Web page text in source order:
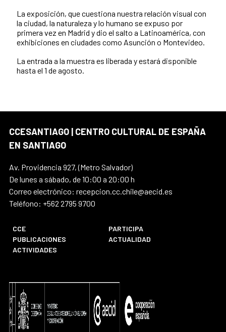
La exposición, que cuestiona nuestra relación visual con
la ciudad, la naturaleza y lo humano se expuso por
primera vez en Madrid y dio el salto a Latinoamérica, con
exhibiciones en ciudades como Asunción o Montevideo.
La entrada a la muestra es liberada y estará disponible
hasta el 1 de agosto.
CCESANTIAGO | CENTRO CULTURAL DE ESPAÑA
EN SANTIAGO
Av. Providencia 927, (Metro Salvador)
De lunes a sábado, de 10:00 a 20:00 h
Correo electrónico: recepcion.cc.chile@aecid.es
Teléfono: +562 2795 9700
CCE
PARTICIPA
PUBLICACIONES
ACTUALIDAD
ACTIVIDADES